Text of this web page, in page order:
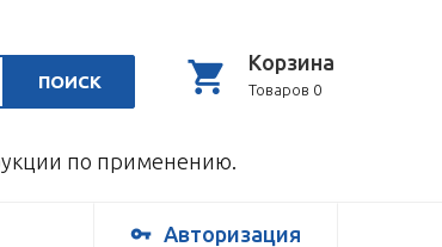
Корзина
Товаров 0
ПОИСК
по применению.
Авторизация